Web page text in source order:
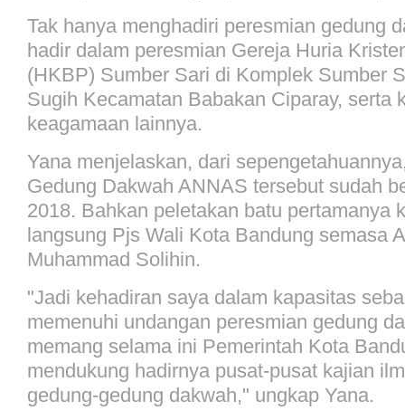
Tak hanya menghadiri peresmian gedung
hadir dalam peresmian Gereja Huria
(HKBP) Sumber Sari di Komplek Sumber
Sugih Kecamatan Babakan Ciparay, serta
keagamaan lainnya.
Yana menjelaskan, dari
Gedung Dakwah ANNAS tersebut sudah
2018. Bahkan peletakan batu pertamanya
langsung Pjs Wali Kota Bandung semasa
Muhammad Solihin.
"Jadi kehadiran saya dalam kapasitas
memenuhi undangan peresmian gedung
memang selama ini Pemerintah Kota
mendukung hadirnya pusat-pusat kajian
gedung-gedung dakwah," ungkap Yana.